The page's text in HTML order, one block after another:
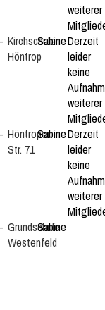
weiterer
Kirchschule
Höntrop
SabineDerzeit
leider
keine
weiterer
Höntroper
Str. 71
SabineDerzeit
leider
keine
weiterer
Grundschule
Westenfeld
Sabine